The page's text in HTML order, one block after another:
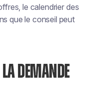
le calendrier des
que le conseil peut
DEMANDE